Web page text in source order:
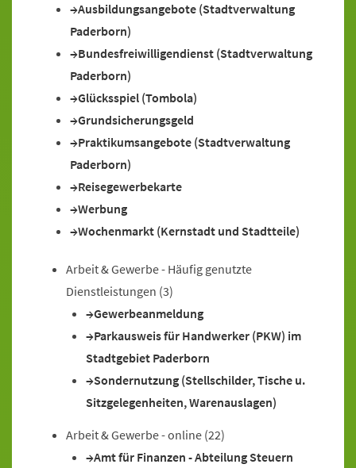
Ausbildungsangebote (Stadtverwaltung
Paderborn)
Bundesfreiwilligendienst (Stadtverwaltung
Paderborn)
Glücksspiel (Tombola)
Grundsicherungsgeld
Praktikumsangebote (Stadtverwaltung
Paderborn)
Reisegewerbekarte
Werbung
Wochenmarkt (Kernstadt und Stadtteile)
Arbeit & Gewerbe - Häufig genutzte
Dienstleistungen (3)
Gewerbeanmeldung
Parkausweis für Handwerker (PKW) im
Stadtgebiet Paderborn
Sondernutzung (Stellschilder, Tische u.
Sitzgelegenheiten, Warenauslagen)
Arbeit & Gewerbe - online (22)
Amt für Finanzen - Abteilung Steuern